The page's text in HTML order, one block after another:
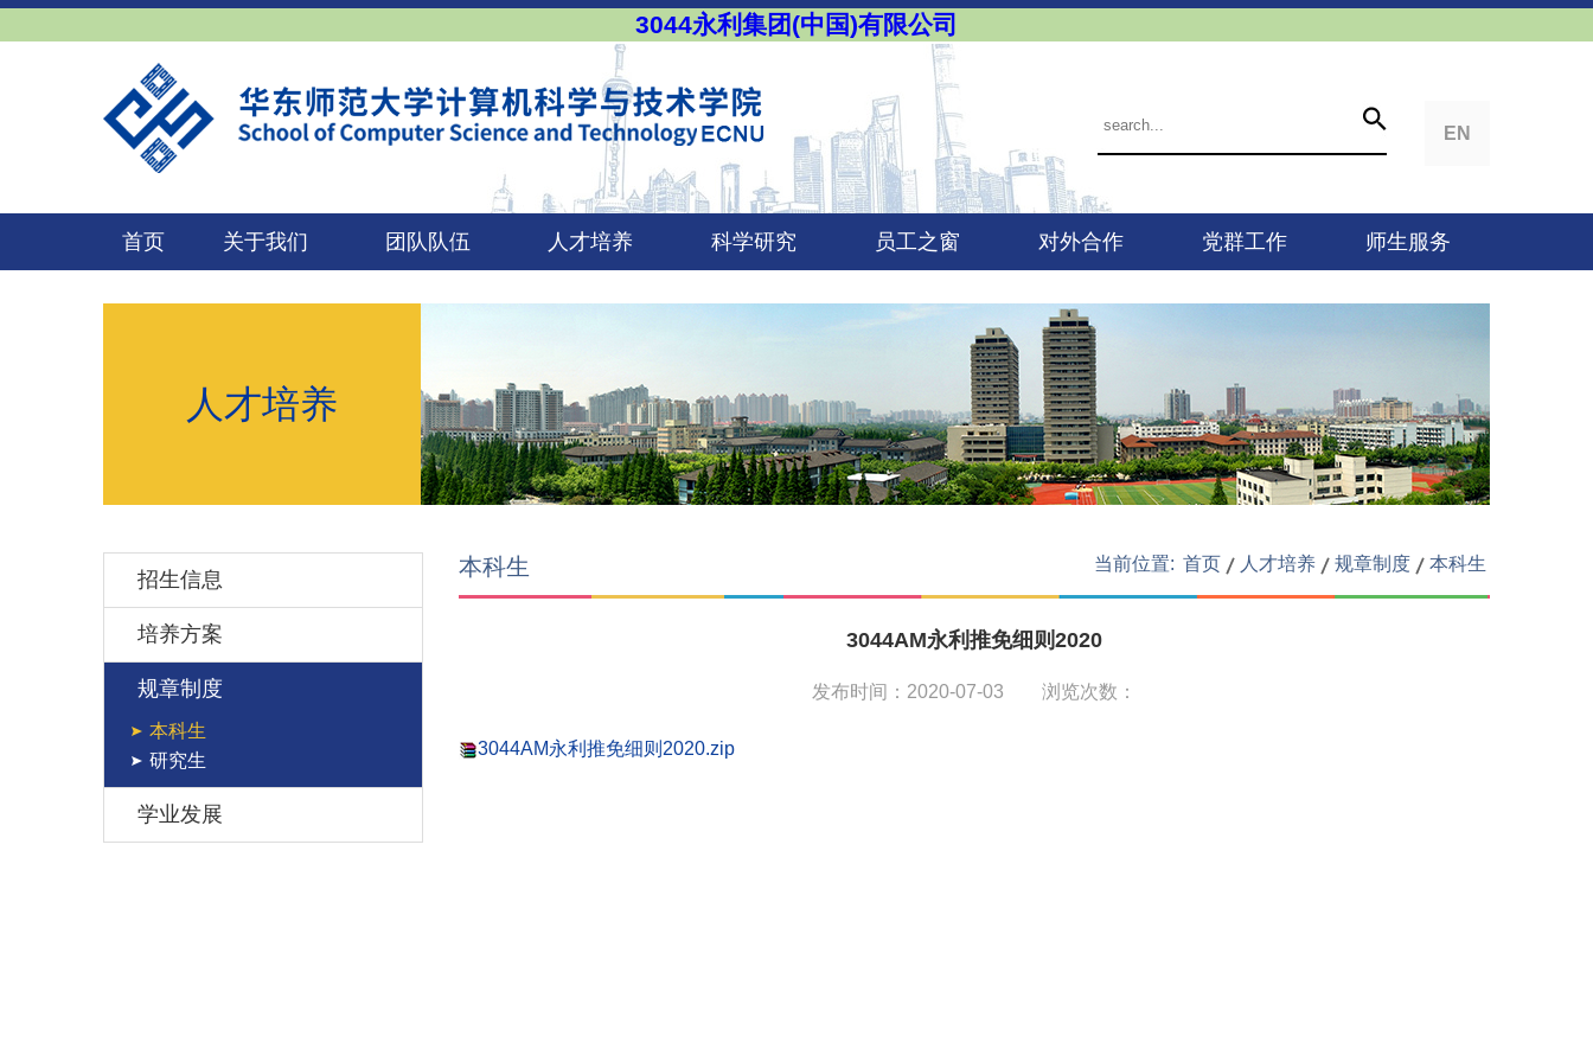
3044永利集团(中国)有限公司
EN
首页 关于我们 团队队伍 人才培养 科学研究 员工之窗 对外合作 党群工作 师生服务
人才培养
招生信息
培养方案
规章制度
本科生
研究生
学业发展
本科生 当前位置: 首页 人才培养 规章制度 本科生
3044AM永利推免细则2020
发布时间：2020-07-03 浏览次数：
3044AM永利推免细则2020.zip